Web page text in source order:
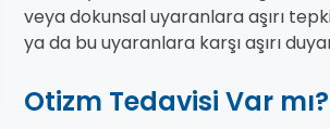
veya dokunsal uyaranlara aşırı
ya da bu uyaranlara karşı aşırı
Otizm Tedavisi Var mı?